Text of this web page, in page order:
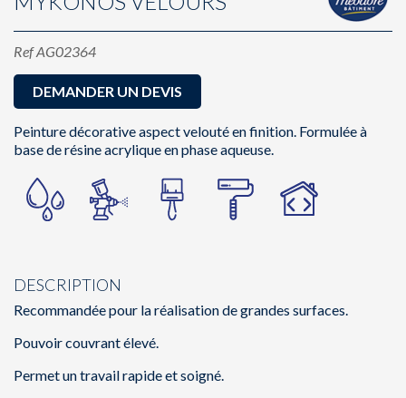
RefAG02364
DEMANDER UN DEVIS
Peinture décorative aspect velouté en finition. Formulée à
base de résine acrylique en phase aqueuse.
DESCRIPTION
Recommandée pour la réalisation de grandes surfaces.
Pouvoir couvrant élevé.
Permet un travail rapide et soigné.